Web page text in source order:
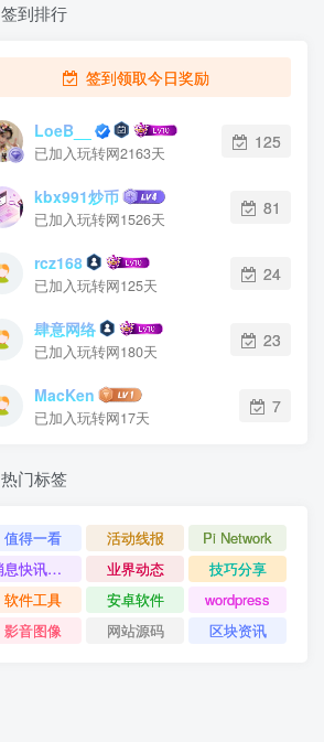
签到排行
签到领取今日奖励
LoeB__
已加入玩转网2163天
125
kbx991炒币
已加入玩转网1526天
81
rcz168
已加入玩转网125天
24
肆意网络
已加入玩转网180天
23
MacKen
已加入玩转网17天
7
热门标签
值得一看 活动线报
Pi Network
消息快讯查看更多 》》
业界动态
技巧分享
软件工具
安卓软件
wordpress
影音图像
网站源码 区块资讯